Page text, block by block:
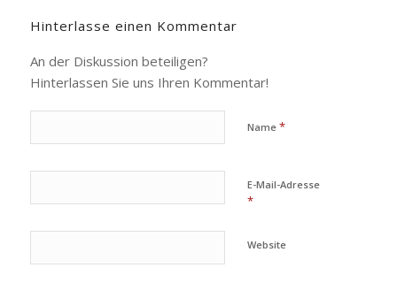
Hinterlasse einen Kommentar
An der Diskussion beteiligen?
Hinterlassen Sie uns Ihren Kommentar!
Name *
E-Mail-Adresse
*
Website